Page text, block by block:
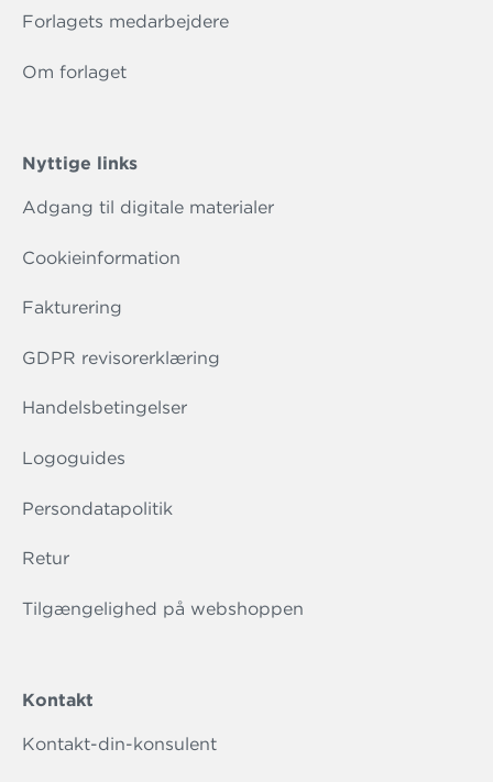
Forlagets medarbejdere
Om forlaget
Nyttige links
Adgang til digitale materialer
Cookieinformation
Fakturering
GDPR revisorerklæring
Handelsbetingelser
Logoguides
Persondatapolitik
Retur
Tilgængelighed på webshoppen
Kontakt
Kontakt-din-konsulent